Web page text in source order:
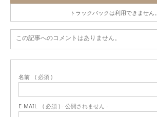
トラックバックは利用できません。
この記事へのコメントはありません。
名前 ( 必須 )
E-MAIL ( 必須 ) - 公開されません -